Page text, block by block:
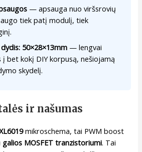
— apsauga nuo viršsrovių
tiek patį modulį, tiek
50×28×13mm — lengvai
bet kokį DIY korpusą, nešiojamą
skydelį.
ir našumas
mikroschema, tai PWM boost
galios MOSFET tranzistoriumi. Tai